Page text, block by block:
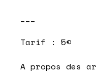
Tarif : 5€
A propos des